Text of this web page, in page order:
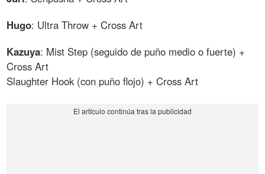
Hugo: Ultra Throw + Cross Art
Kazuya: Mist Step (seguido de puño medio o fuerte) +
Cross Art
Slaughter Hook (con puño flojo) + Cross Art